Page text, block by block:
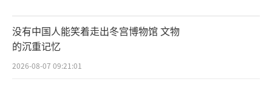
没有中国人能笑着走出冬宫博物馆 文物
的沉重记忆
2026-08-07 09:21:01